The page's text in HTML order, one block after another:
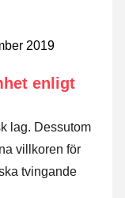
2019
enligt
lag. Dessutom
villkoren för
tvingande